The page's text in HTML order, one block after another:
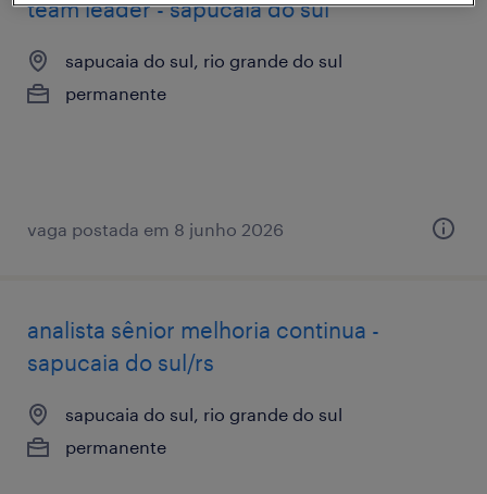
team leader - sapucaia do sul
sapucaia do sul, rio grande do sul
permanente
vaga postada em 8 junho 2026
analista sênior melhoria continua -
sapucaia do sul/rs
sapucaia do sul, rio grande do sul
permanente